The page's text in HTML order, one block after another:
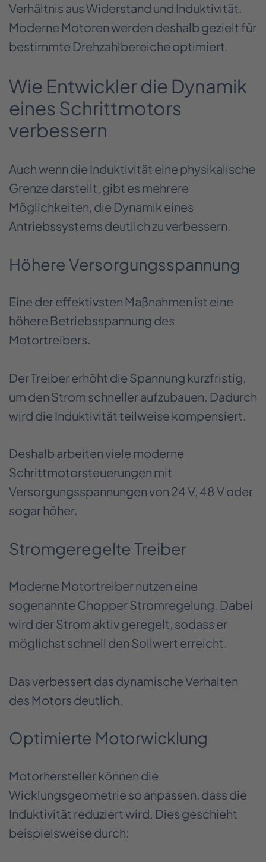
Verhältnis aus Widerstand und Induktivität.
Moderne Motoren werden deshalb gezielt für
bestimmte Drehzahlbereiche optimiert.
Wie Entwickler die Dynamik
eines Schrittmotors
verbessern
Auch wenn die Induktivität eine physikalische
Grenze darstellt, gibt es mehrere
Möglichkeiten, die Dynamik eines
Antriebssystems deutlich zu verbessern.
Höhere Versorgungsspannung
Eine der effektivsten Maßnahmen ist eine
höhere Betriebsspannung des
Motortreibers.
Der Treiber erhöht die Spannung kurzfristig,
um den Strom schneller aufzubauen. Dadurch
wird die Induktivität teilweise kompensiert.
Deshalb arbeiten viele moderne
Schrittmotorsteuerungen mit
Versorgungsspannungen von 24 V, 48 V oder
sogar höher.
Stromgeregelte Treiber
Moderne Motortreiber nutzen eine
sogenannte Chopper Stromregelung. Dabei
wird der Strom aktiv geregelt, sodass er
möglichst schnell den Sollwert erreicht.
Das verbessert das dynamische Verhalten
des Motors deutlich.
Optimierte Motorwicklung
Motorhersteller können die
Wicklungsgeometrie so anpassen, dass die
Induktivität reduziert wird. Dies geschieht
beispielsweise durch: